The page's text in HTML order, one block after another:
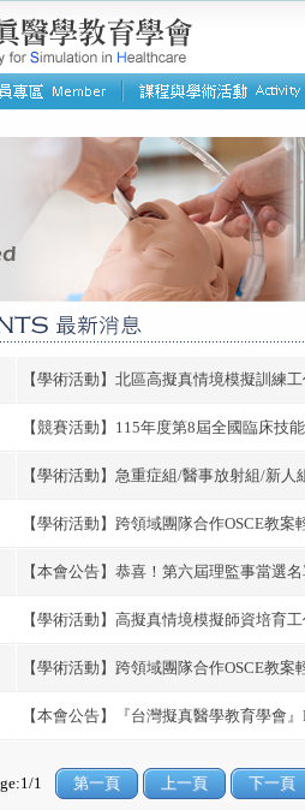
【學術活動】北區高擬真情境模擬訓練
【競賽活動】115年度第8屆全國臨床技
【學術活動】急重症組/醫事放射組/新
【學術活動】跨領域團隊合作OSCE教
【本會公告】恭喜！第六屆理監事當選
【學術活動】高擬真情境模擬師資培育
【學術活動】跨領域團隊合作OSCE教
【本會公告】『台灣擬真醫學教育學會
1 第一頁 上一頁 下一頁